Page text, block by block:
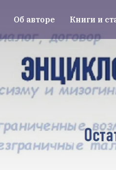
Об авторе Книги и